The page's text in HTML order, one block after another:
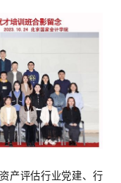
产评估行业党建、行